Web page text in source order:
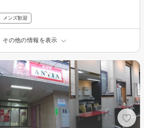
メンズ歓迎
その他の情報を表示